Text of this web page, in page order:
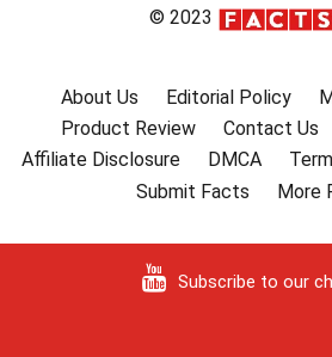
© 2023
About Us Editorial Policy
Product Review
Contact Us
Affiliate Disclosure
DMCA
Submit Facts
More
Subscribe to our